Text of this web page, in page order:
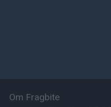
Om Fragbite